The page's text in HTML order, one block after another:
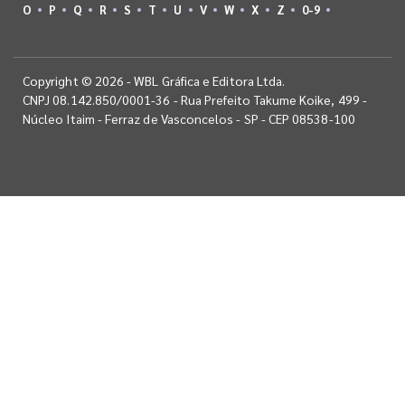
O
P Q R S T U V W X Z 0-9
Copyright © 2026 - WBL Gráfica e Editora Ltda.
CNPJ 08.142.850/0001-36 - Rua Prefeito Takume Koike, 499 -
Núcleo Itaim - Ferraz de Vasconcelos - SP - CEP 08538-100